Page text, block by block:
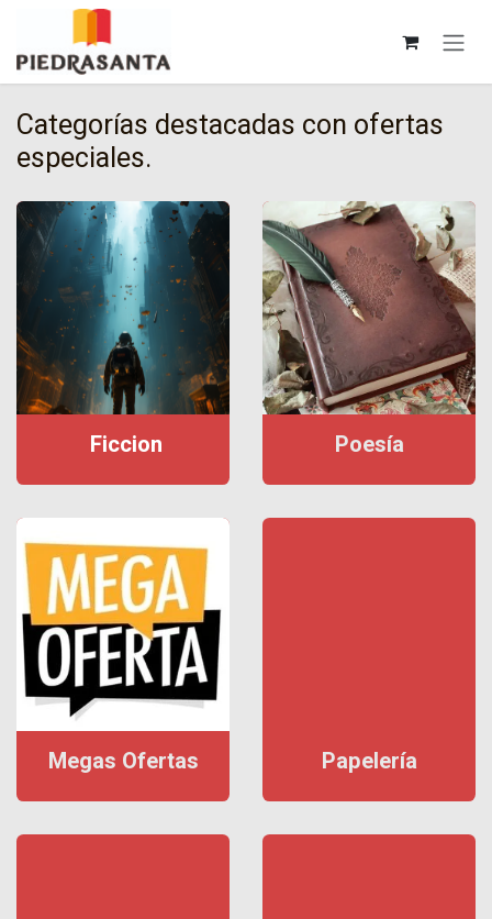
Ir al contenido
Categorías destacadas con ofertas
especiales.
Ficcion Poesía
Megas Ofertas Papelería